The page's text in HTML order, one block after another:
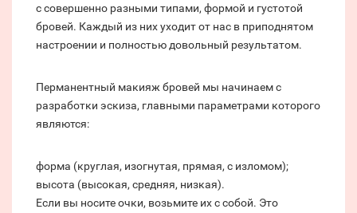
с совершенно разными типами, формой и густотой
бровей. Каждый из них уходит от нас в приподнятом
настроении и полностью довольный результатом.
Перманентный макияж бровей мы начинаем с
разработки эскиза, главными параметрами которого
являются:
форма (круглая, изогнутая, прямая, с изломом);
высота (высокая, средняя, низкая).
Если вы носите очки, возьмите их с собой. Это